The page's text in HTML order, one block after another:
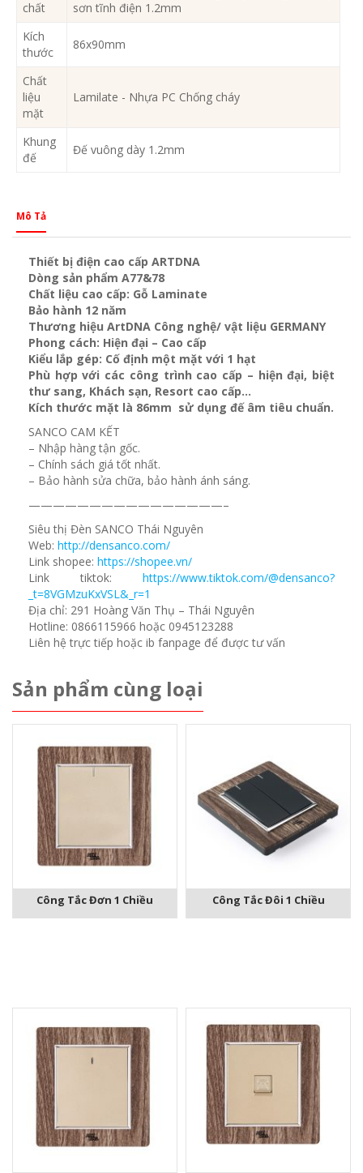
chất
sơn tĩnh điện 1.2mm
Kích
thước
86x90mm
Chất
liệu
mặt
Lamilate - Nhựa PC Chống cháy
Khung
đế
Đế vuông dày 1.2mm
Mô Tả
Thiết bị điện cao cấp ARTDNA
Dòng sản phẩm A77&78
Chất liệu cao cấp: Gỗ Laminate
Bảo hành 12 năm
Thương hiệu ArtDNA Công nghệ/ vật liệu GERMANY
Phong cách: Hiện đại – Cao cấp
Kiểu lắp gép: Cố định một mặt với 1 hạt
Phù hợp với các công trình cao cấp – hiện đại, biệt
thư sang, Khách sạn, Resort cao cấp…
Kích thước mặt là 86mm sử dụng đế âm tiêu chuẩn.
SANCO CAM KẾT
– Nhập hàng tận gốc.
– Chính sách giá tốt nhất.
– Bảo hành sửa chữa, bảo hành ánh sáng.
————————————————–
Siêu thị Đèn SANCO Thái Nguyên
Web: http://densanco.com/
Link shopee: https://shopee.vn/
Link tiktok: https://www.tiktok.com/@densanco?
_t=8VGMzuKxVSL&_r=1
Địa chỉ: 291 Hoàng Văn Thụ – Thái Nguyên
Hotline: 0866115966 hoặc 0945123288
Liên hệ trực tiếp hoặc ib fanpage để được tư vấn
Sản phẩm cùng loại
Công Tắc Đơn 1 Chiều Công Tắc Đôi 1 Chiều